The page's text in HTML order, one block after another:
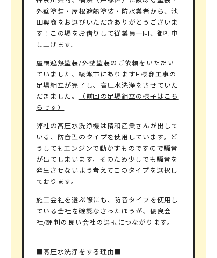
外壁塗装・屋根遮熱塗装・防水業者から、池
田興商をお選びいただきありがとうございま
す！この場をお借りして従業員一同、御礼申
し上げます。
屋根遮熱塗装/外壁塗装のご依頼をいただい
ていました、綾瀬市にありますH様邸工事の
足場組立が完了し、高圧水洗浄をさせていた
だきました。
（前回の足場組立の様子はこち
らです）
弊社の高圧水洗浄機は精和産業さんが出して
いる、防音型のタイプを使用しています。ど
うしてもエンジンで動かすものですので騒音
が出てしまいます。そのため少しでも騒音を
発生させないよう考えてこのタイプを選択し
ております。
施工会社を選ぶ際にも、防音タイプを使用し
ている会社を確認なさったほうが、優良会
社/評判の良い会社の選択につながります。
■高圧水洗浄をする理由■